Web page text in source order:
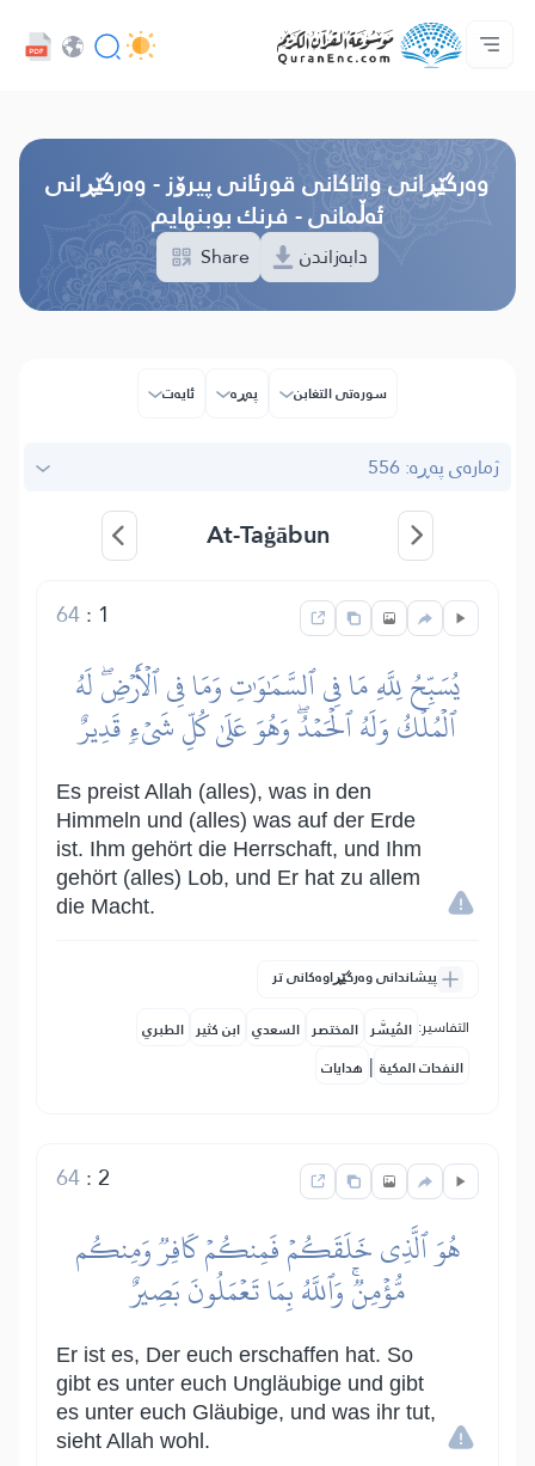
سه‌ره‌كی
پێڕستی وه‌رگێڕاوه‌كان
Audio
خزمەتگوزاریەکانی پەرەپێدەران - API
دەربارەی پرۆژە
په‌یوه‌ندیمان پێوه‌ بكه‌
زمان
وه‌رگێڕانی واتاکانی قورئانی پیرۆز - وەرگێڕانی
ئەڵمانی - فرنك بوبنهایم
دابەزاندن Share
سوره‌تی التغابن پەڕە ئایه‌ت
ژمارەی پەڕە: 556
At-Taġābun
1
:
64
يُسَبِّحُ لِلَّهِ مَا فِي ٱلسَّمَٰوَٰتِ وَمَا فِي ٱلۡأَرۡضِۖ لَهُ
ٱلۡمُلۡكُ وَلَهُ ٱلۡحَمۡدُۖ وَهُوَ عَلَىٰ كُلِّ شَيۡءٖ قَدِيرٌ
Es preist Allah (alles), was in den
Himmeln und (alles) was auf der Erde
ist. Ihm gehört die Herrschaft, und Ihm
gehört (alles) Lob, und Er hat zu allem
die Macht.
پیشاندانی وەرگێڕاوەکانی تر
التفاسير: المُيسَّر المختصر السعدي ابن كثير الطبري
النفحات المكية | هدايات
2
:
64
هُوَ ٱلَّذِي خَلَقَكُمۡ فَمِنكُمۡ كَافِرٞ وَمِنكُم
مُّؤۡمِنٞۚ وَٱللَّهُ بِمَا تَعۡمَلُونَ بَصِيرٌ
Er ist es, Der euch erschaffen hat. So
gibt es unter euch Ungläubige und gibt
es unter euch Gläubige, und was ihr tut,
sieht Allah wohl.